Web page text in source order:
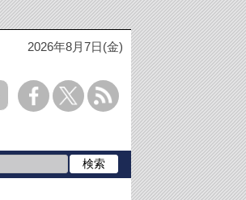
2026年8月7日(金)